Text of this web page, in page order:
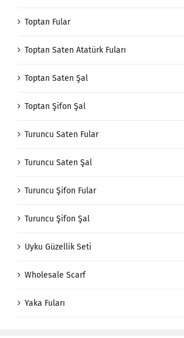
Toptan Fular
Toptan Saten Atatürk Fuları
Toptan Saten Şal
Toptan Şifon Şal
Turuncu Saten Fular
Turuncu Saten Şal
Turuncu Şifon Fular
Turuncu Şifon Şal
Uyku Güzellik Seti
Wholesale Scarf
Yaka Fuları